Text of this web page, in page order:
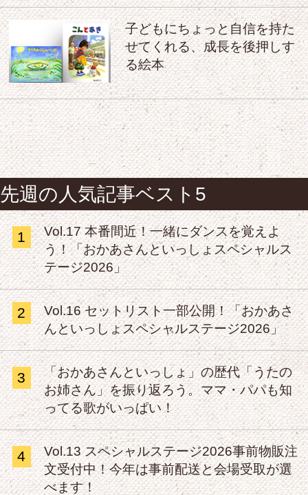
子どもにちょっと自信を持た
せてくれる、成長を後押しす
る絵本
先週の人気記事ベスト5
1
Vol.17 本番間近！一緒にダンスを覚えよ
う！「おかあさんといっしょスペシャルス
テージ2026」
2
Vol.16 セットリスト一部公開！「おかあさ
んといっしょスペシャルステージ2026」
3
「おかあさんといっしょ」の歴代「うたの
お姉さん」を振り返ろう。ママ・パパも知
ってる歌がいっぱい！
4
Vol.13 スペシャルステージ2026事前物販注
文受付中！今年は事前配送と会場受取が選
べます！